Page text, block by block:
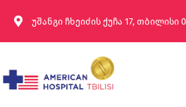
უშანგი ჩხეიძის ქუჩა 17, თბილისი